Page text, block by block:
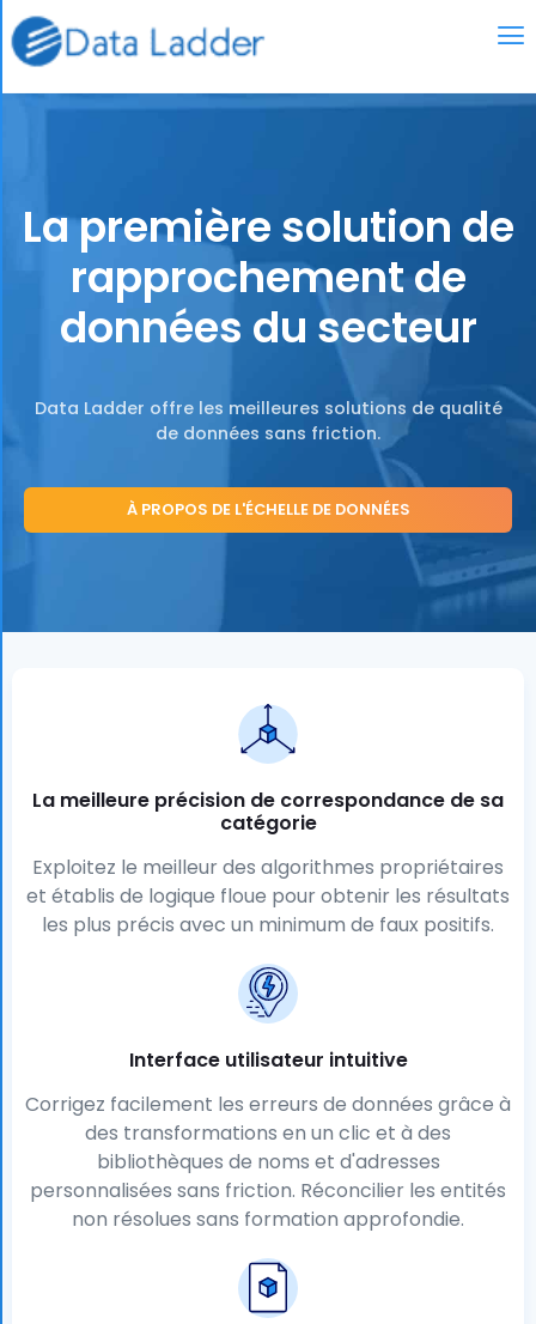
La première solution de
rapprochement de
données du secteur
Data Ladder offre les meilleures solutions de qualité
de données sans friction.
À PROPOS DE L'ÉCHELLE DE DONNÉES
La meilleure précision de correspondance de sa
catégorie
Exploitez le meilleur des algorithmes propriétaires
et établis de logique floue pour obtenir les résultats
les plus précis avec un minimum de faux positifs.
Interface utilisateur intuitive
Corrigez facilement les erreurs de données grâce à
des transformations en un clic et à des
bibliothèques de noms et d'adresses
personnalisées sans friction. Réconcilier les entités
non résolues sans formation approfondie.